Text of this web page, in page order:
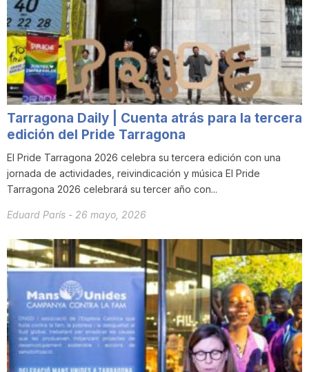
g
o
n
a
Tarragona Daily | Cuenta atrás para la tercera
edición del Pride Tarragona
El Pride Tarragona 2026 celebra su tercera edición con una
jornada de actividades, reivindicación y música El Pride
Tarragona 2026 celebrará su tercer año con...
Eduard París - 26 mayo, 2026